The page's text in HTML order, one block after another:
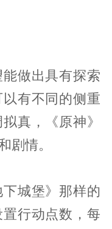
做出具有探索
有不同的侧重
真，《原神》
剧情。
城堡》那样的
行动点数，每